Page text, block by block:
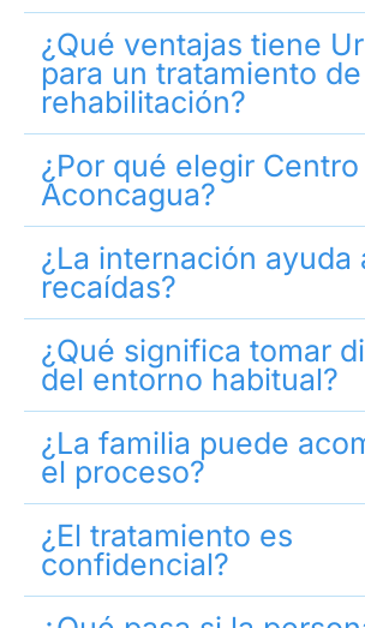
¿Qué ventajas tiene
para un tratamiento de
rehabilitación?
¿Por qué elegir Centro
Aconcagua?
¿La internación ayuda
recaídas?
¿Qué significa tomar
del entorno habitual?
¿La familia puede
el proceso?
¿El tratamiento es
confidencial?